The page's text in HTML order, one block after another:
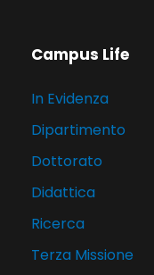
Campus Life
In Evidenza
Dipartimento
Dottorato
Didattica
Ricerca
Terza Missione